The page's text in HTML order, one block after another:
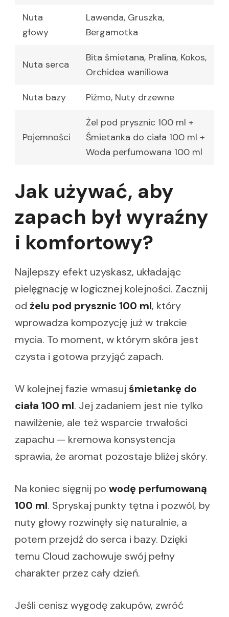
Nuta
głowy
Lawenda, Gruszka,
Bergamotka
Nuta serca
Bita śmietana, Pralina, Kokos,
Orchidea waniliowa
Nuta bazy Piżmo, Nuty drzewne
Pojemności
Żel pod prysznic 100 ml +
Śmietanka do ciała 100 ml +
Woda perfumowana 100 ml
Jak używać, aby
zapach był wyraźny
i komfortowy?
Najlepszy efekt uzyskasz, układając
pielęgnację w logicznej kolejności. Zacznij
od żelu pod prysznic 100 ml, który
wprowadza kompozycję już w trakcie
mycia. To moment, w którym skóra jest
czysta i gotowa przyjąć zapach.
W kolejnej fazie wmasuj śmietankę do
ciała 100 ml. Jej zadaniem jest nie tylko
nawilżenie, ale też wsparcie trwałości
zapachu — kremowa konsystencja
sprawia, że aromat pozostaje bliżej skóry.
Na koniec sięgnij po wodę perfumowaną
100 ml. Spryskaj punkty tętna i pozwól, by
nuty głowy rozwinęły się naturalnie, a
potem przejdź do serca i bazy. Dzięki
temu Cloud zachowuje swój pełny
charakter przez cały dzień.
Jeśli cenisz wygodę zakupów, zwróć